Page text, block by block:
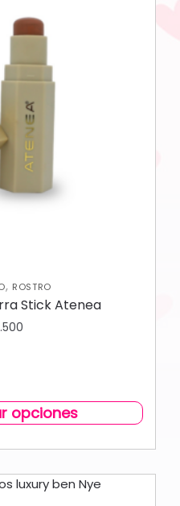
, ROSTRO
Stick Atenea
opciones